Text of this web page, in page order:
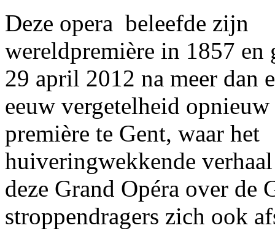
Deze opera beleefde zijn
wereldpremière in 1857 en
29 april 2012 na meer dan
eeuw vergetelheid
première te Gent, waar het
huiveringwekkende
deze Grand Opéra over de
stroppendragers zich ook